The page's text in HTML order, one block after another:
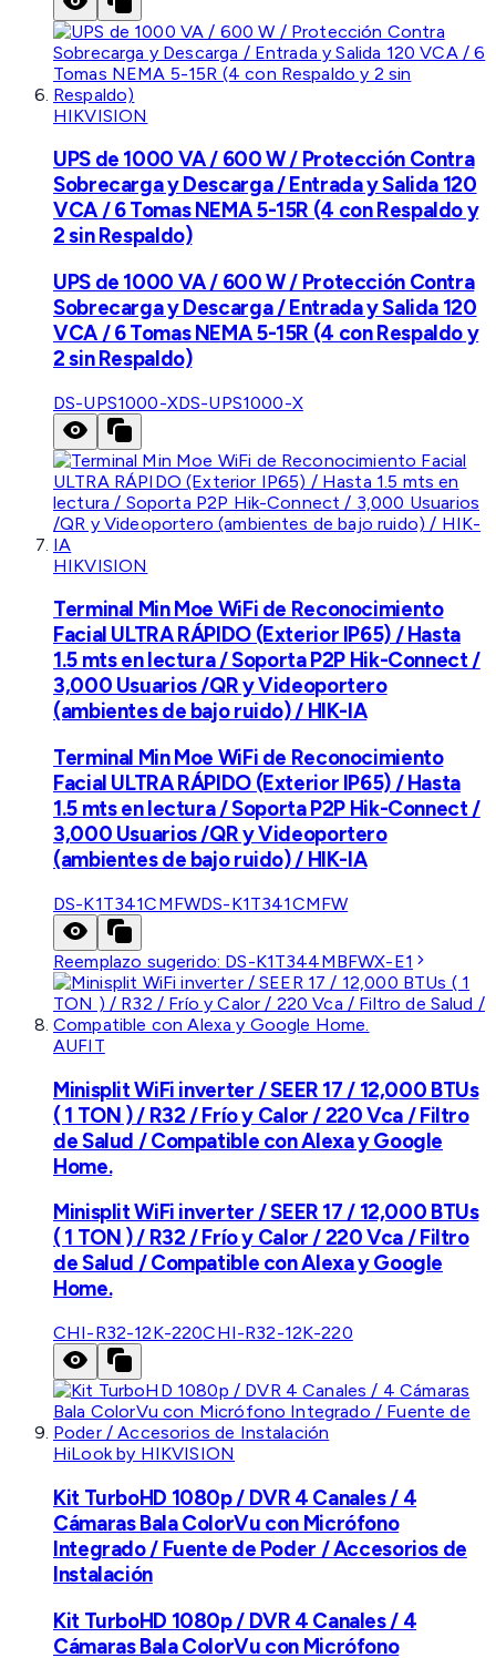
HIKVISION
UPS de 1000 VA / 600 W / Protección Contra
Sobrecarga y Descarga / Entrada y Salida 120
VCA / 6 Tomas NEMA 5-15R (4 con Respaldo y
2 sin Respaldo)
UPS de 1000 VA / 600 W / Protección Contra
Sobrecarga y Descarga / Entrada y Salida 120
VCA / 6 Tomas NEMA 5-15R (4 con Respaldo y
2 sin Respaldo)
DS-UPS1000-XDS-UPS1000-X
HIKVISION
Terminal Min Moe WiFi de Reconocimiento
Facial ULTRA RÁPIDO (Exterior IP65) / Hasta
1.5 mts en lectura / Soporta P2P Hik-Connect /
3,000 Usuarios /QR y Videoportero
(ambientes de bajo ruido) / HIK-IA
Terminal Min Moe WiFi de Reconocimiento
Facial ULTRA RÁPIDO (Exterior IP65) / Hasta
1.5 mts en lectura / Soporta P2P Hik-Connect /
3,000 Usuarios /QR y Videoportero
(ambientes de bajo ruido) / HIK-IA
DS-K1T341CMFWDS-K1T341CMFW
Reemplazo sugerido: DS-K1T344MBFWX-E1
AUFIT
Minisplit WiFi inverter / SEER 17 / 12,000 BTUs
( 1 TON ) / R32 / Frío y Calor / 220 Vca / Filtro
de Salud / Compatible con Alexa y Google
Home.
Minisplit WiFi inverter / SEER 17 / 12,000 BTUs
( 1 TON ) / R32 / Frío y Calor / 220 Vca / Filtro
de Salud / Compatible con Alexa y Google
Home.
CHI-R32-12K-220CHI-R32-12K-220
HiLook by HIKVISION
Kit TurboHD 1080p / DVR 4 Canales / 4
Cámaras Bala ColorVu con Micrófono
Integrado / Fuente de Poder / Accesorios de
Instalación
Kit TurboHD 1080p / DVR 4 Canales / 4
Cámaras Bala ColorVu con Micrófono